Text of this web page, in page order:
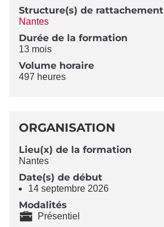
Structure(s) de rattachement
Nantes
Durée de la formation
13 mois
Volume horaire
497 heures
ORGANISATION
Lieu(x) de la formation
Nantes
Date(s) de début
14 septembre 2026
Modalités
Présentiel